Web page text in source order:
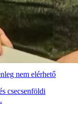
nem elérhető
csecsenföldi